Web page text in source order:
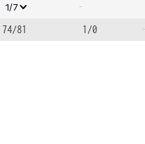
1/7
-
74/81 1/0